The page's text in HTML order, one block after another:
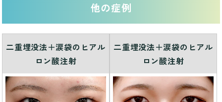
他の症例
二重埋没法＋涙袋のヒアル
ロン酸注射
二重埋没法＋涙袋のヒアル
ロン酸注射